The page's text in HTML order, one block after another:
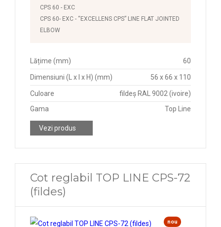
CPS 60 - EXC
CPS 60- EXC - “EXCELLENS CPS” LINE FLAT JOINTED
ELBOW
Lățime (mm) 60
Dimensiuni (L x l x H) (mm) 56 x 66 x 110
Culoare
fildeș RAL 9002 (ivoire)
Gama
Top Line
Vezi produs
Cot reglabil TOP LINE CPS-72
(fildes)
nou